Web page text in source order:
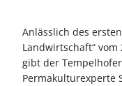
Anlässlich des
Landwirtschaft“ vom
gibt der
Permakulturexperte